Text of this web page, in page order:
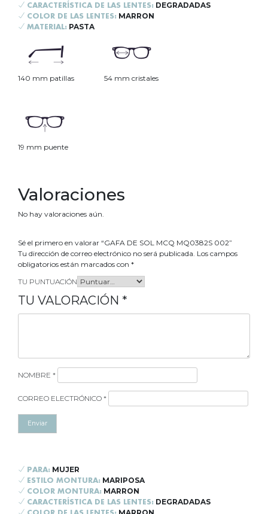
CARACTERÍSTICA DE LAS LENTES: DEGRADADAS
COLOR DE LAS LENTES: MARRON
MATERIAL: PASTA
140 mm patillas 54 mm cristales
19 mm puente
Valoraciones
No hay valoraciones aún.
Sé el primero en valorar “GAFA DE SOL MCQ MQ0382S 002”
Tu dirección de correo electrónico no será publicada. Los campos
obligatorios están marcados con *
TU PUNTUACIÓN
TU VALORACIÓN *
NOMBRE *
CORREO ELECTRÓNICO *
PARA: MUJER
ESTILO MONTURA: MARIPOSA
COLOR MONTURA: MARRON
CARACTERÍSTICA DE LAS LENTES: DEGRADADAS